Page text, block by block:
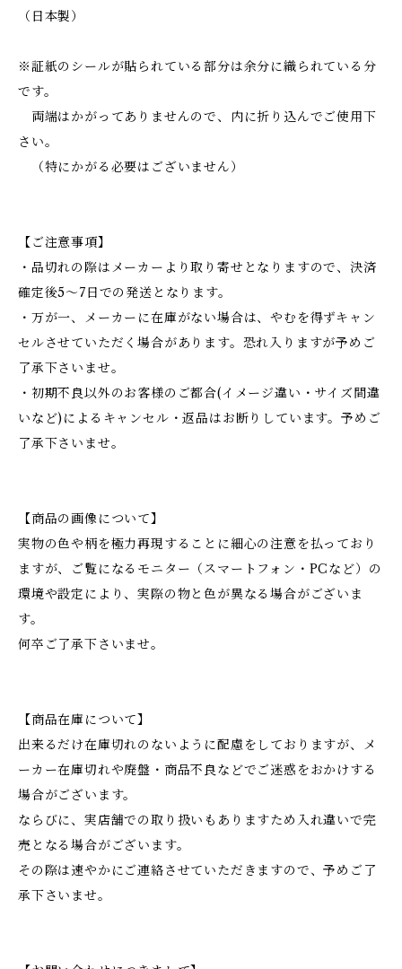
（日本製）
※証紙のシールが貼られている部分は余分に織られている分
です。
両端はかがってありませんので、内に折り込んでご使用下
さい。
（特にかがる必要はございません）
【ご注意事項】
・品切れの際はメーカーより取り寄せとなりますので、決済
確定後5～7日での発送となります。
・万が一、メーカーに在庫がない場合は、やむを得ずキャン
セルさせていただく場合があります。恐れ入りますが予めご
了承下さいませ。
・初期不良以外のお客様のご都合(イメージ違い・サイズ間違
いなど)によるキャンセル・返品はお断りしています。予めご
了承下さいませ。
【商品の画像について】
実物の色や柄を極力再現することに細心の注意を払っており
ますが、ご覧になるモニター（スマートフォン・PCなど）の
環境や設定により、実際の物と色が異なる場合がございま
す。
何卒ご了承下さいませ。
【商品在庫について】
出来るだけ在庫切れのないように配慮をしておりますが、メ
ーカー在庫切れや廃盤・商品不良などでご迷惑をおかけする
場合がございます。
ならびに、実店舗での取り扱いもありますため入れ違いで完
売となる場合がございます。
その際は速やかにご連絡させていただきますので、予めご了
承下さいませ。